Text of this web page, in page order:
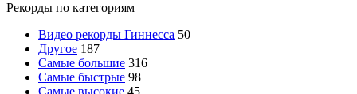
Рекорды по категориям
Видео рекорды Гиннесса 50
Другое 187
Самые большие 316
Самые быстрые 98